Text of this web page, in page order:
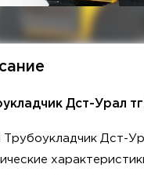
Дст-Урал
Трубоукладчик Дст-